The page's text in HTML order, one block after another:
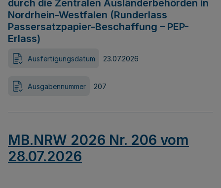
durch die Zentralen Ausländerbehörden in
Nordrhein-Westfalen (Runderlass
Passersatzpapier-Beschaffung – PEP-
Erlass)
Ausfertigungsdatum 23.07.2026
Ausgabennummer 207
MB.NRW 2026 Nr. 206 vom
28.07.2026